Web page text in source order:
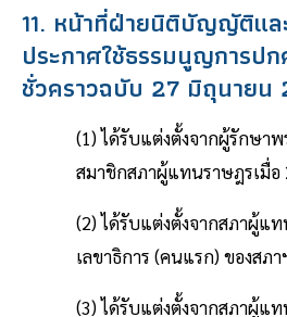
11. หน้าที่ฝ่ายนิติบัญญัติแล
ประกาศใช้ธรรมนูญการป
ชั่วคราวฉบับ 27 มิถุนายน
(1) ได้รับแต่งตั้งจากผู้รักษา
สมาชิกสภาผู้แทนราษฎรเมื่อ
(2) ได้รับแต่งตั้งจากสภาผู้แ
เลขาธิการ (คนแรก) ของสภ
(3) ได้รับแต่งตั้งจากสภาผู้แ